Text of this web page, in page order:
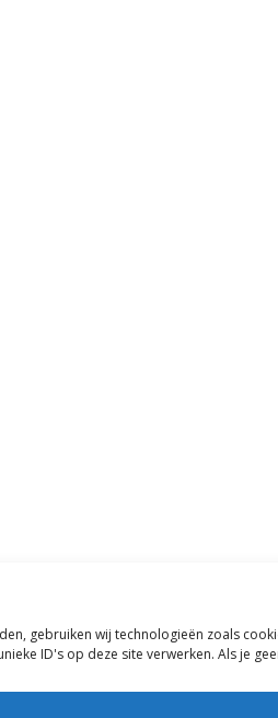
gebruiken wij technologieën zoals
ID's op deze site verwerken. Als je